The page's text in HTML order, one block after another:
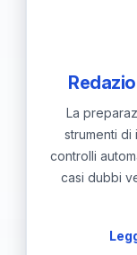
La
strumenti di
controlli
casi dubbi